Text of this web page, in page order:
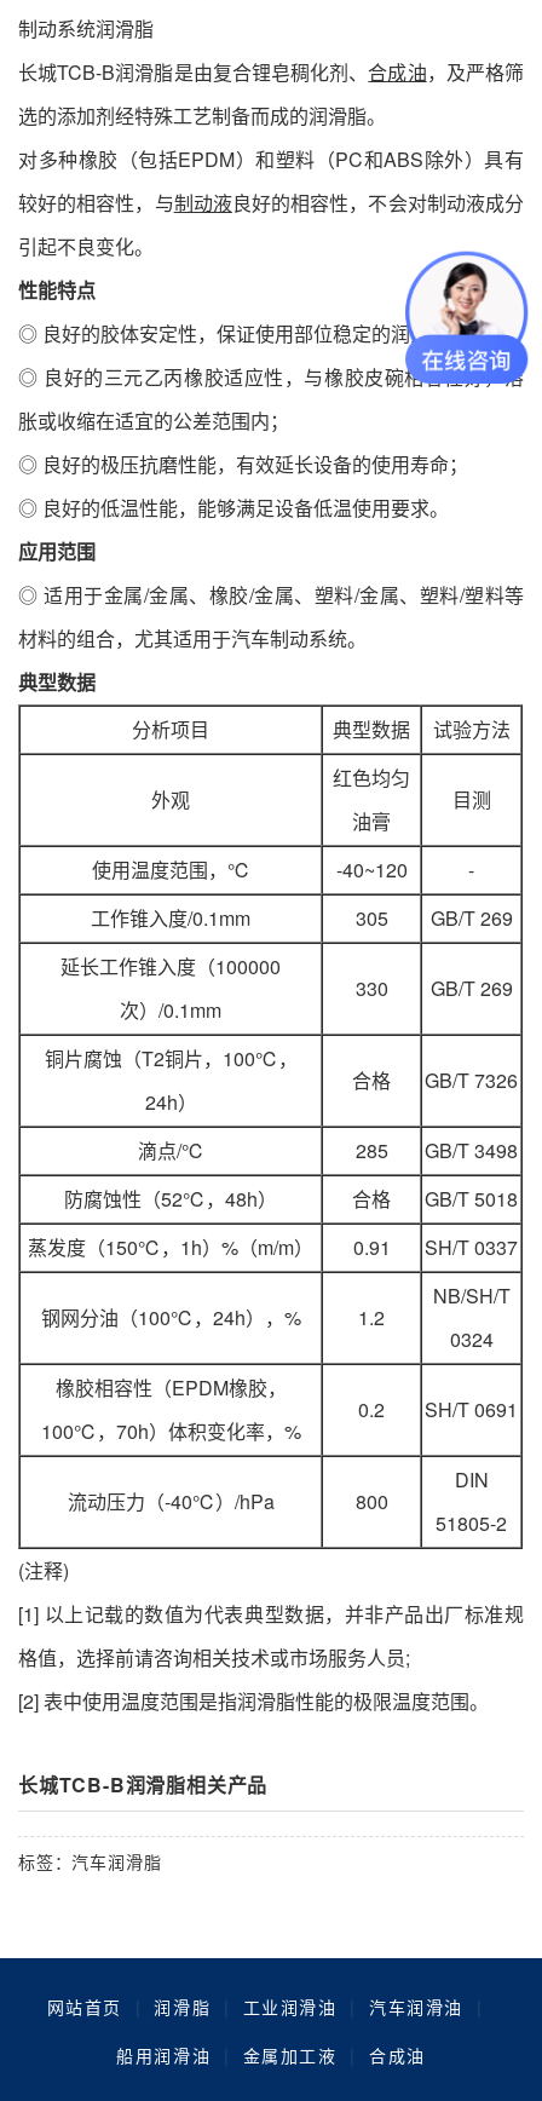
制动系统润滑脂
长城TCB-B润滑脂是由复合锂皂稠化剂、合成油，及严格筛
选的添加剂经特殊工艺制备而成的润滑脂。
对多种橡胶（包括EPDM）和塑料（PC和ABS除外）具有
较好的相容性，与制动液良好的相容性，不会对制动液成分
引起不良变化。
性能特点
◎ 良好的胶体安定性，保证使用部位稳定的润滑与密封；
◎ 良好的三元乙丙橡胶适应性，与橡胶皮碗相容性好，溶
胀或收缩在适宜的公差范围内；
◎ 良好的极压抗磨性能，有效延长设备的使用寿命；
◎ 良好的低温性能，能够满足设备低温使用要求。
应用范围
◎ 适用于金属/金属、橡胶/金属、塑料/金属、塑料/塑料等
材料的组合，尤其适用于汽车制动系统。
典型数据
分析项目
典型数据 试验方法
外观
红色均匀
油膏
目测
使用温度范围，℃ -40~120
-
工作锥入度/0.1mm
305
GB/T 269
延长工作锥入度（100000
次）/0.1mm
330 GB/T 269
铜片腐蚀（T2铜片，100℃，
24h）
合格 GB/T 7326
滴点/℃ 285
GB/T 3498
防腐蚀性（52℃，48h）
合格
GB/T 5018
蒸发度（150℃，1h）%（m/m）
0.91 SH/T 0337
钢网分油（100℃，24h），% 1.2
NB/SH/T
0324
橡胶相容性（EPDM橡胶，
100℃，70h）体积变化率，%
0.2 SH/T 0691
流动压力（-40℃）/hPa 800
DIN
51805-2
(注释)
[1] 以上记载的数值为代表典型数据，并非产品出厂标准规
格值，选择前请咨询相关技术或市场服务人员;
[2] 表中使用温度范围是指润滑脂性能的极限温度范围。
长城TCB-B润滑脂相关产品
标签：汽车润滑脂
网站首页 | 润滑脂 | 工业润滑油 | 汽车润滑油
|
船用润滑油
| 金属加工液 | 合成油